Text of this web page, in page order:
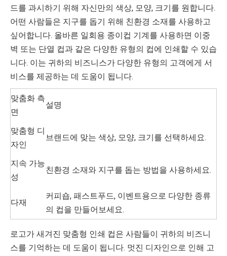
드를 과시하기 위해 자신만의 색상, 모양, 크기를 원합니다.
어떤 사람들은 지구를 돕기 위해 친환경 소재를 사용하고
싶어합니다. 올바른 일회용 종이컵 기계를 사용하면 이중
벽 또는 단열 컵과 같은 다양한 유형의 컵에 인쇄할 수 있습
니다. 이는 귀하의 비즈니스가 다양한 유형의 고객에게 서
비스를 제공하는 데 도움이 됩니다.
맞춤화 측
면
설명
맞춤형 디
자인
브랜드에 맞는 색상, 모양, 크기를 선택하세요.
지속 가능
성
친환경 소재와 지구를 돕는 방법을 사용하세요.
다재
커피숍, 패스트푸드, 이벤트용으로 다양한 종류
의 컵을 만들어보세요.
로고가 새겨진 맞춤형 인쇄 컵은 사람들이 귀하의 비즈니
스를 기억하는 데 도움이 됩니다. 멋진 디자인으로 인해 고